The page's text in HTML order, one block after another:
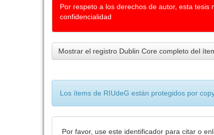
Por respeto a los derechos de autor, esta
confidencialidad
Mostrar el registro Dublin Core completo del
Los ítems de RIUdeG están protegidos por
Por favor, use este identificador para citar o